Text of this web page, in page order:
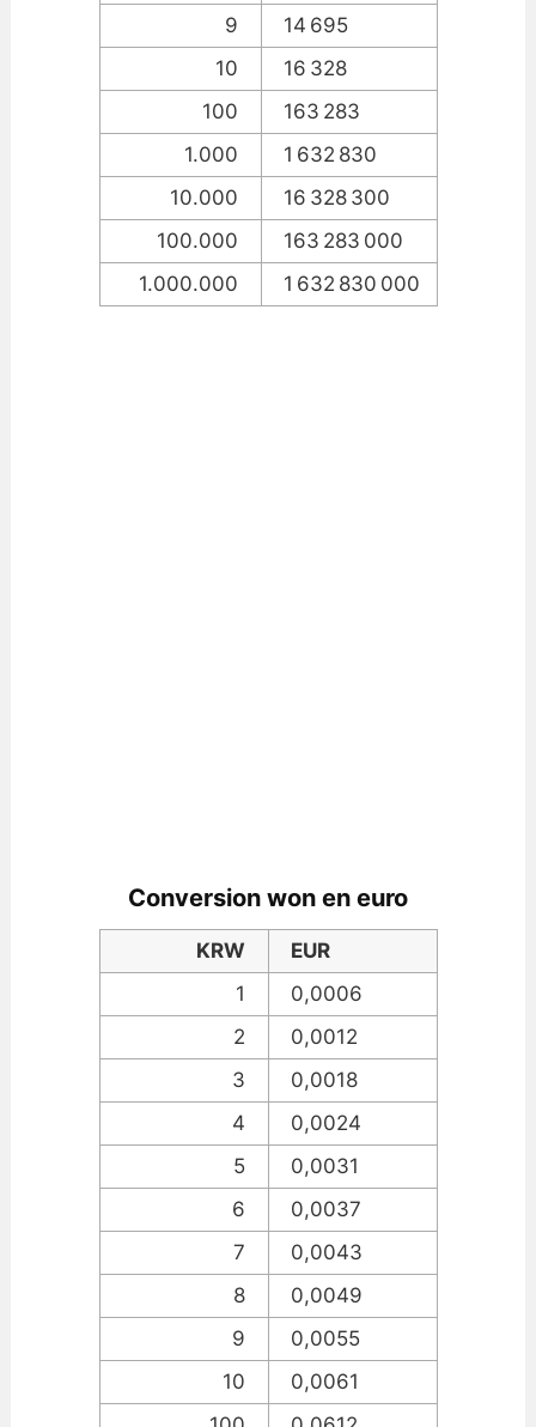
9
14 695
10
16 328
100
163 283
1.000
1 632 830
10.000
16 328 300
100.000
163 283 000
1.000.000
1 632 830 000
Conversion won en euro
KRW
EUR
1
0,0006
2
0,0012
3
0,0018
4
0,0024
5
0,0031
6
0,0037
7
0,0043
8
0,0049
9
0,0055
10
0,0061